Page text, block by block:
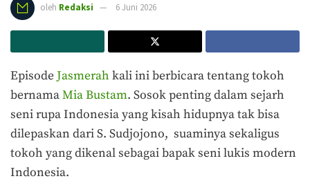
oleh Redaksi 6 Juni 2026
Episode Jasmerah kali ini berbicara tentang tokoh
bernamaMia Bustam. Sosok penting dalam sejarh
seni rupa Indonesia yang kisah hidupnya tak bisa
dilepaskan dari S. Sudjojono, suaminya sekaligus
tokoh yang dikenal sebagai bapak seni lukis modern
Indonesia.